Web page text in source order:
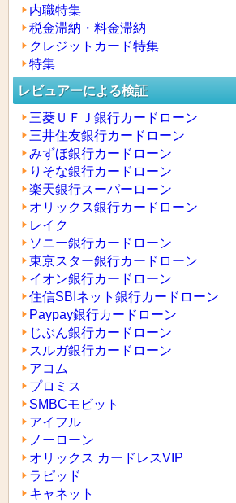
内職特集
税金滞納・料金滞納
クレジットカード特集
特集
レビュアーによる検証
三菱ＵＦＪ銀行カードローン
三井住友銀行カードローン
みずほ銀行カードローン
りそな銀行カードローン
楽天銀行スーパーローン
オリックス銀行カードローン
レイク
ソニー銀行カードローン
東京スター銀行カードローン
イオン銀行カードローン
住信SBIネット銀行カードローン
Paypay銀行カードローン
じぶん銀行カードローン
スルガ銀行カードローン
アコム
プロミス
SMBCモビット
アイフル
ノーローン
オリックス カードレスVIP
ラピッド
キャネット